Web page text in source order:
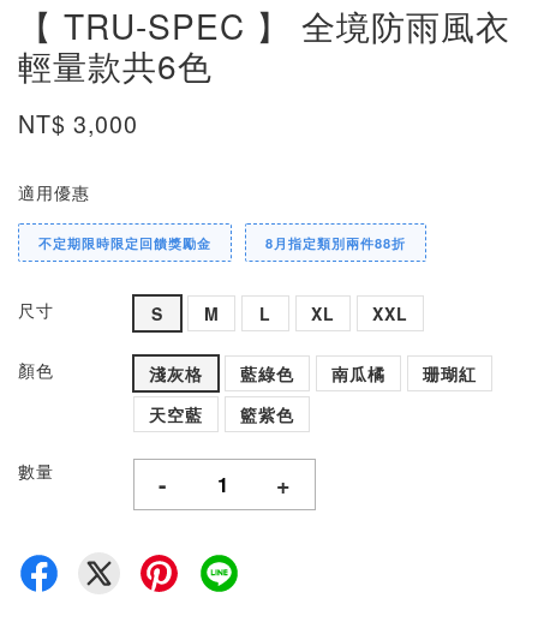
【 TRU-SPEC 】 全境防雨風衣
輕量款共6色
NT$ 3,000
適用優惠
不定期限時限定回饋獎勵金 8月指定類別兩件88折
尺寸 S M L XL XXL
顏色 淺灰格 藍綠色 南瓜橘
珊瑚紅
天空藍
籃紫色
數量 - +